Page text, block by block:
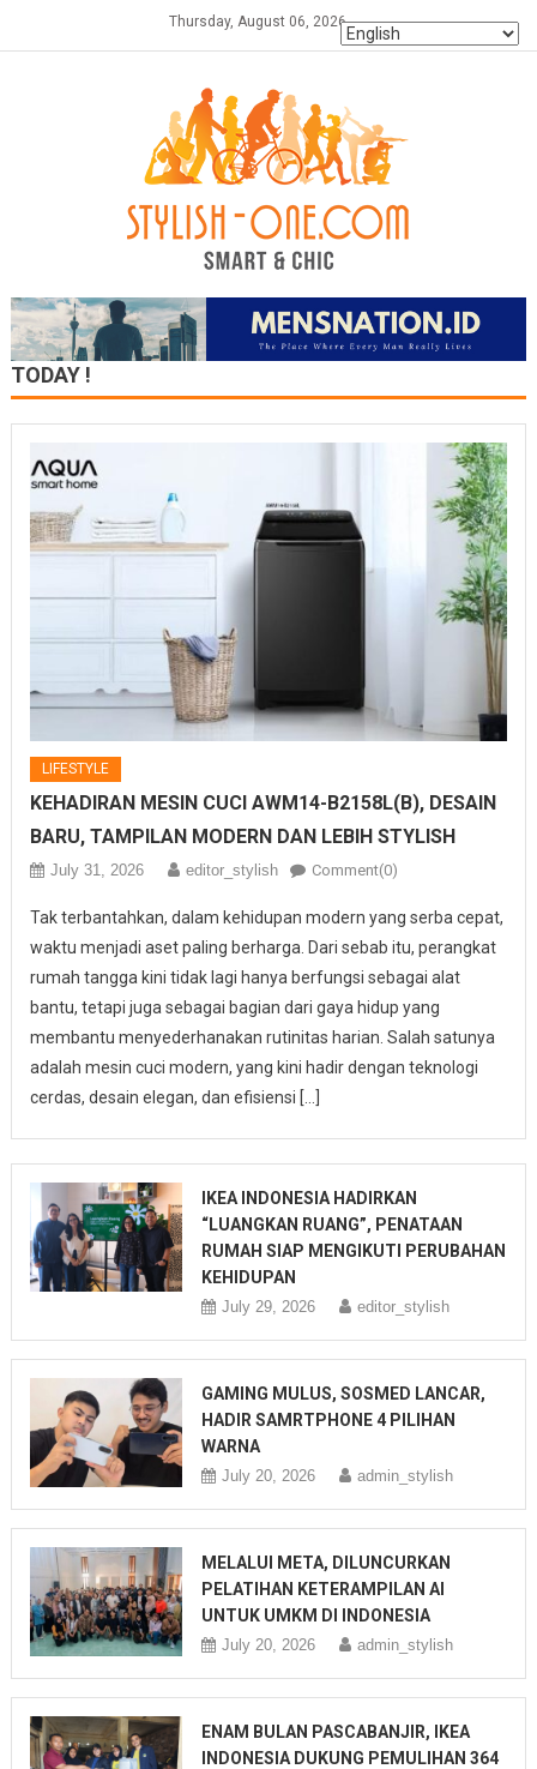
Thursday, August 06, 2026
TODAY !
LIFESTYLE
KEHADIRAN MESIN CUCI AWM14-B2158L(B), DESAIN
BARU, TAMPILAN MODERN DAN LEBIH STYLISH
July 31, 2026 editor_stylish Comment(0)
Tak terbantahkan, dalam kehidupan modern yang serba cepat,
waktu menjadi aset paling berharga. Dari sebab itu, perangkat
rumah tangga kini tidak lagi hanya berfungsi sebagai alat
bantu, tetapi juga sebagai bagian dari gaya hidup yang
membantu menyederhanakan rutinitas harian. Salah satunya
adalah mesin cuci modern, yang kini hadir dengan teknologi
cerdas, desain elegan, dan efisiensi […]
IKEA INDONESIA HADIRKAN
“LUANGKAN RUANG”, PENATAAN
RUMAH SIAP MENGIKUTI PERUBAHAN
KEHIDUPAN
July 29, 2026 editor_stylish
GAMING MULUS, SOSMED LANCAR,
HADIR SAMRTPHONE 4 PILIHAN
WARNA
July 20, 2026 admin_stylish
MELALUI META, DILUNCURKAN
PELATIHAN KETERAMPILAN AI
UNTUK UMKM DI INDONESIA
July 20, 2026 admin_stylish
ENAM BULAN PASCABANJIR, IKEA
INDONESIA DUKUNG PEMULIHAN 364